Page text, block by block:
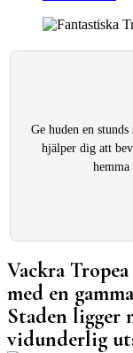
Ge huden en
hjälper dig att
hemma
Vackra
med en
Staden ligger
vidunderlig